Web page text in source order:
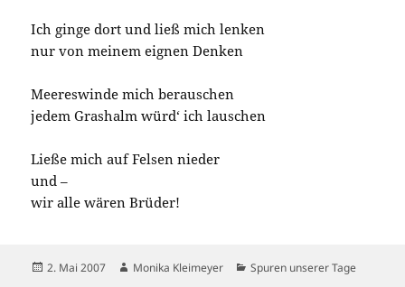
Ich ginge dort und ließ mich lenken
nur von meinem eignen Denken
Meereswinde mich berauschen
jedem Grashalm würd‘ ich lauschen
Ließe mich auf Felsen nieder
und –
wir alle wären Brüder!
Veröffentlicht
2. Mai 2007 Autor
Monika Kleimeyer Kategorien
Spuren unserer Tage